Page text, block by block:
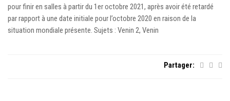
pour finir en salles à partir du 1er octobre 2021, après avoir été retardé
par rapport à une date initiale pour l’octobre 2020 en raison de la
situation mondiale présente. Sujets : Venin 2, Venin
Partager: